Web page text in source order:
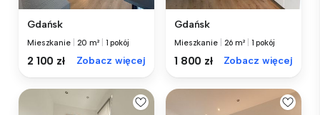
Gdańsk
Mieszkanie 20 m² 1 pokój
2 100 zł Zobacz więcej
Gdańsk
Mieszkanie 26 m² 1 pokój
1 800 zł Zobacz więcej